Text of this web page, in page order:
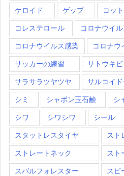
ケロイド ゲップ コッ
コレステロール コロナウイル
コロナウイルス感染 コロナウ
サッカーの練習 サトウキビ
サラサラツヤツヤ サルコイ
シミ シャボン玉石鹸 シ
シワ シワシワ シール
スタットレスタイヤ スト
ストレートネック スト
スバルフォレスター スピ